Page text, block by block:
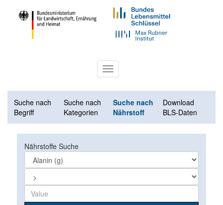
Toggle
navigation
Suche nach
Begriff
Suche nach
Kategorien
Suche nach
Nährstoff
Download
BLS-Daten
Nährstoffe Suche